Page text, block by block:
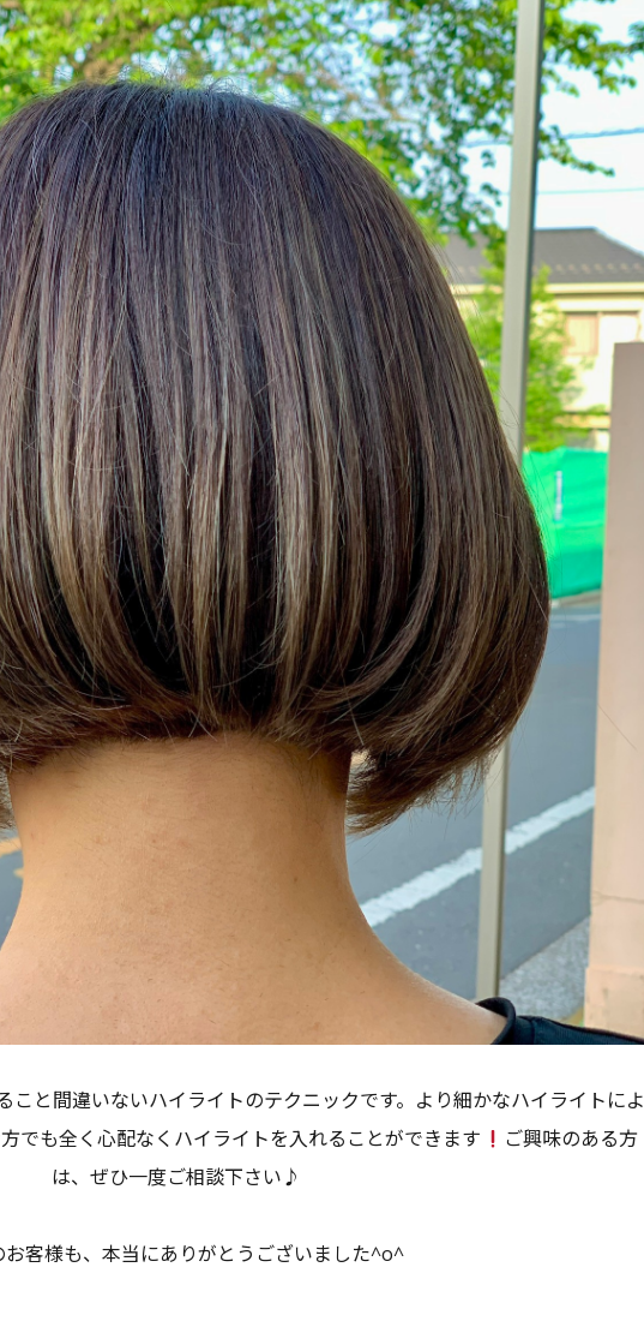
こと間違いないハイライトのテクニックです。より細かなハイライトによ
でも全く心配なくハイライトを入れることができます
ご興味のある方
は、ぜひ一度ご相談下さい♪
お客様も、本当にありがとうございました^o^